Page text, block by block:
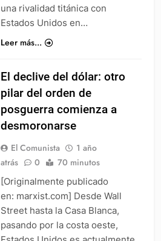
una rivalidad titánica con
Estados Unidos en…
Leer más...
El declive del dólar: otro
pilar del orden de
posguerra comienza a
desmoronarse
El Comunista
1 año
atrás
0 70 minutos
[Originalmente publicado
en: marxist.com] Desde Wall
Street hasta la Casa Blanca,
pasando por la costa oeste,